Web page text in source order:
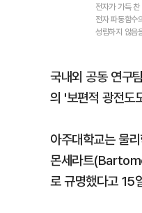
전자가 가득
전자 파동함
성립하지 않
국내외 공동 연구
의 '보편적 광전도
아주대학교는 물
몬세라트
로 규명했다고 15